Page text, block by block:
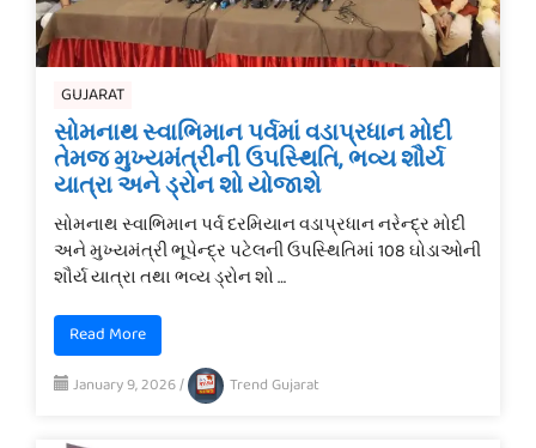
GUJARAT
સોમનાથ સ્વાભિમાન પર્વમાં વડાપ્રધાન મોદી
તેમજ મુખ્યમંત્રીની ઉપસ્થિતિ, ભવ્ય શૌર્ય
યાત્રા અને ડ્રોન શો યોજાશે
સોમનાથ સ્વાભિમાન પર્વ દરમિયાન વડાપ્રધાન નરેન્દ્ર મોદી
અને મુખ્યમંત્રી ભૂપેન્દ્ર પટેલની ઉપસ્થિતિમાં 108 ઘોડાઓની
શૌર્ય યાત્રા તથા ભવ્ય ડ્રોન શો …
Read More
January 9, 2026/ Trend Gujarat